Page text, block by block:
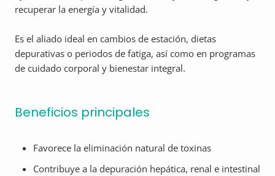
recuperar la energía y vitalidad.
Es el aliado ideal en cambios de estación, dietas
depurativas o periodos de fatiga, así como en programas
de cuidado corporal y bienestar integral.
Beneficios principales
Favorece la eliminación natural de toxinas
Contribuye a la depuración hepática, renal e intestinal